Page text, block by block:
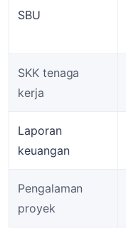
SBU
SKK tenaga
kerja
Laporan
keuangan
Pengalaman
proyek